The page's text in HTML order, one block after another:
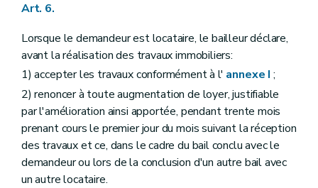
Art. 6.
Lorsque le demandeur est locataire, le bailleur déclare,
avant la réalisation des travaux immobiliers:
1) accepter les travaux conformément à l' annexe I ;
2) renoncer à toute augmentation de loyer, justifiable
par l'amélioration ainsi apportée, pendant trente mois
prenant cours le premier jour du mois suivant la réception
des travaux et ce, dans le cadre du bail conclu avec le
demandeur ou lors de la conclusion d'un autre bail avec
un autre locataire.